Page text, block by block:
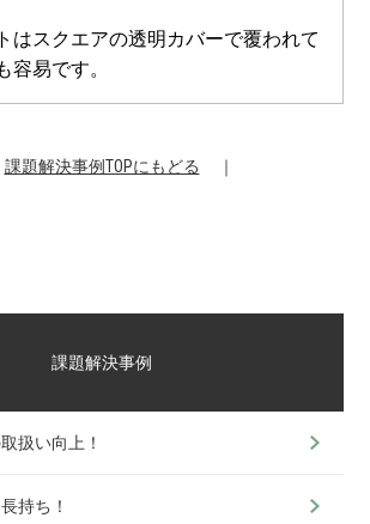
はスクエアの透明カバーで覆われて
容易です。
課題解決事例TOPにもどる ｜
課題解決事例
扱い向上！
持ち！